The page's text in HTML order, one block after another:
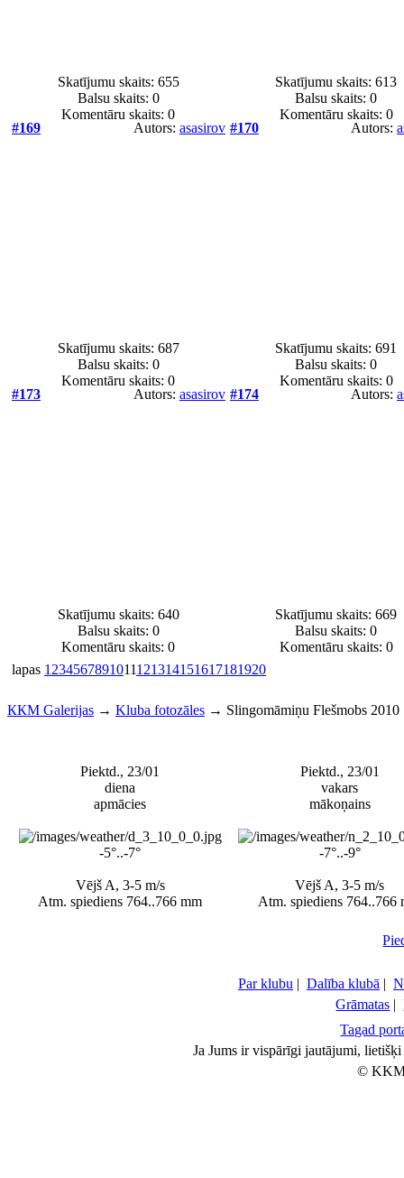
Skatījumu skaits: 655
Balsu skaits: 0
Komentāru skaits: 0
Skatījumu skaits: 613
Balsu skaits:0
Komentāru skaits: 0
#169
Autors: asasirov
Skatījumu skaits: 687
Balsu skaits: 0
Komentāru skaits: 0
#170 Autors:
Skatījumu skaits: 691
Balsu skaits:0
Komentāru skaits: 0
#173
Autors: asasirov
Skatījumu skaits: 640
Balsu skaits: 0
Komentāru skaits: 0
#174 Autors:
Skatījumu skaits: 669
Balsu skaits:0
Komentāru skaits: 0
lapas 1 234567891011121314151617181920
ККМ Galerijas → Kluba fotozāles → Slingomāmiņu Flešmobs 2010
Piektd., 23/01
diena
apmācies
-5°..-7°
Vējš A, 3-5 m/s
Atm. spiediens 764..766 mm
Piektd., 23/01
vakars
mākoņains
-7°..-9°
Vējš A, 3-5 m/s
Atm. spiediens 764..766
Par klubu | Dalība klubā |
Grāmatas |
Tagad
Ja Jums ir vispārīgi jautājumi,
©